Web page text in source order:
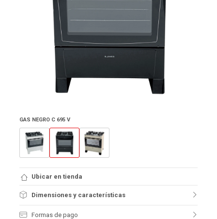
GAS NEGRO C 695 V
Ubicar en tienda
Dimensiones y características
Formas de pago